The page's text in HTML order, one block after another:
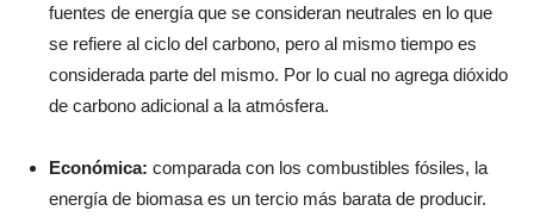
fuentes de energía que se consideran neutrales en lo que
se refiere al ciclo del carbono, pero al mismo tiempo es
considerada parte del mismo. Por lo cual no agrega dióxido
de carbono adicional a la atmósfera.
Económica: comparada con los combustibles fósiles, la
energía de biomasa es un tercio más barata de producir.